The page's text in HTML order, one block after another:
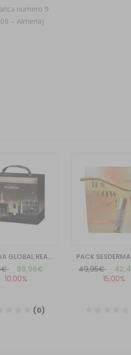
numero 9
– Almería)